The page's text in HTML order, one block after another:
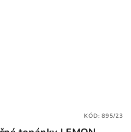
KÓD:895/23